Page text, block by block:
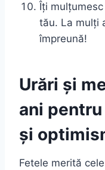
Îți
tău. La mulți
împreună!
Urări și
ani
și
Fetele merită